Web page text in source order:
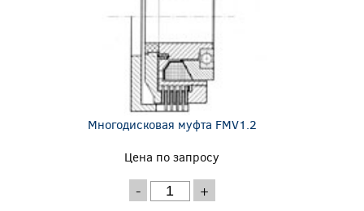
Многодисковая муфта FMV1.2
Цена по запросу
- +